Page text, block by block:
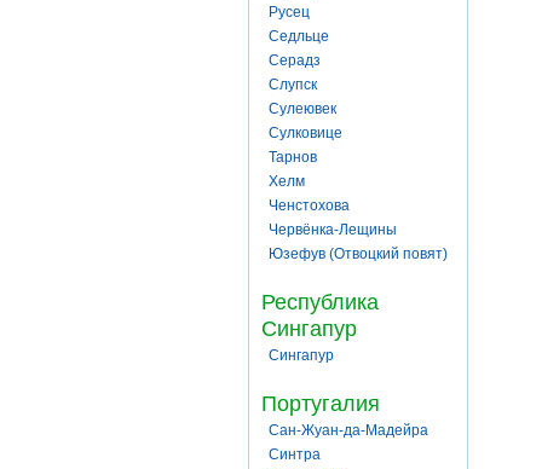
Русец
Седльце
Серадз
Слупск
Сулеювек
Сулковице
Тарнов
Хелм
Ченстохова
Червёнка-Лещины
Юзефув (Отвоцкий повят)
Республика
Сингапур
Сингапур
Португалия
Сан-Жуан-да-Мадейра
Синтра